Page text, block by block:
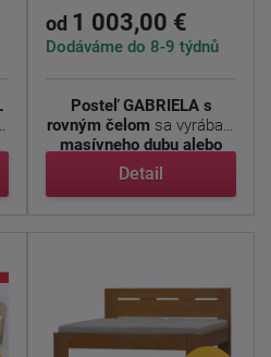
od 1 003,00 €
Dodáváme do 8-9 týdnů
Posteľ GABRIELA s
rovným čelom sa vyrábaz
masívneho dubu alebo
buku ...
Detail